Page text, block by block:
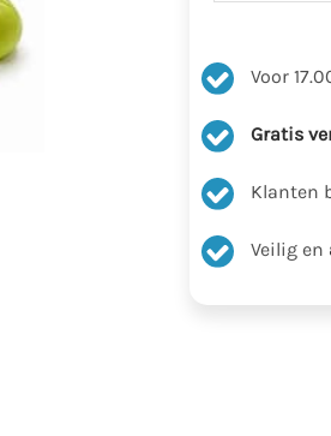
Voor
Gratis
Klanten
Veilig en